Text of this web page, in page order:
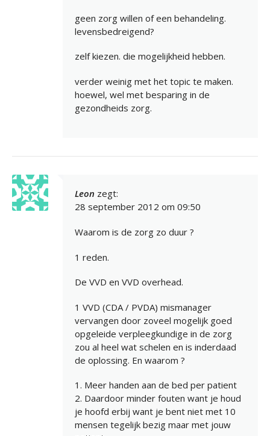
geen zorg willen of een behandeling.
levensbedreigend?
zelf kiezen. die mogelijkheid hebben.
verder weinig met het topic te maken.
hoewel, wel met besparing in de
gezondheids zorg.
Leon zegt:
28 september 2012 om 09:50
Waarom is de zorg zo duur ?
1 reden.
De VVD en VVD overhead.
1 VVD (CDA / PVDA) mismanager
vervangen door zoveel mogelijk goed
opgeleide verpleegkundige in de zorg
zou al heel wat schelen en is inderdaad
de oplossing. En waarom ?
1. Meer handen aan de bed per patient
2. Daardoor minder fouten want je houd
je hoofd erbij want je bent niet met 10
mensen tegelijk bezig maar met jouw